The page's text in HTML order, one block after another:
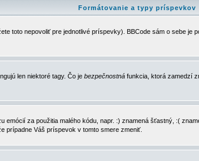
Formátovanie a typy príspevkov
toto nepovoliť pre jednotlivé príspevky). BBCode sám o sebe
len niektoré tagy. Čo je bezpečnostná funkcia, ktorá zamedzí
za použitia malého kódu, napr. :) znamená šťastný, :(
prípadne Váš príspevok v tomto smere zmeniť.